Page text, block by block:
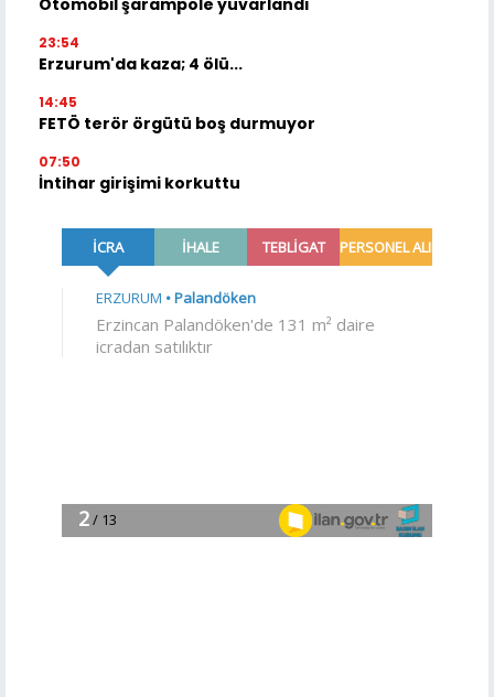
23:54
Erzurum'da kaza; 4 ölü...
14:45
FETÖ terör örgütü boş durmuyor
07:50
İntihar girişimi korkuttu